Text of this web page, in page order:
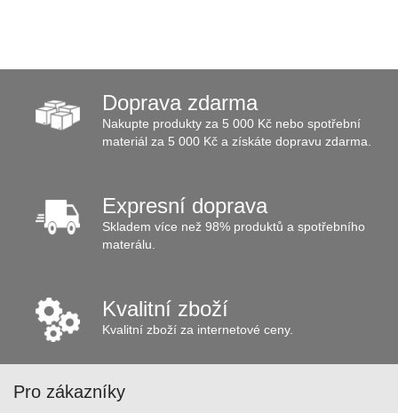
Doprava zdarma
Nakupte produkty za 5 000 Kč nebo spotřební
materiál za 5 000 Kč a získáte dopravu zdarma.
Expresní doprava
Skladem více než 98% produktů a spotřebního
materálu.
Kvalitní zboží
Kvalitní zboží za internetové ceny.
Pro zákazníky